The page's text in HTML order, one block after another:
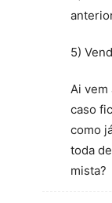
5)
Ai vem
caso
como
toda
mista?